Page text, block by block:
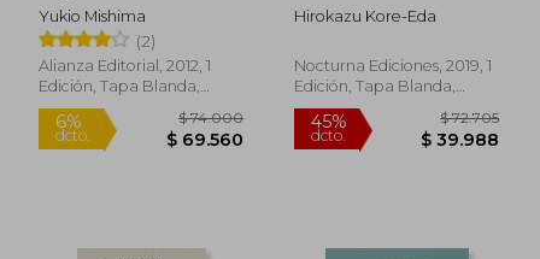
45%
dcto.
$ 273.510
$ 150.430
45%
dcto. $
Yukio Mishima
(2)
Alianza Editorial, 2012, 1
Edición, Tapa Blanda,
Nuevo
Hirokazu Kore-Eda
Nocturna Ediciones, 2019, 1
Edición, Tapa Blanda,
Nuevo